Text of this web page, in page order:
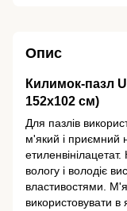
Опис
Килимок-пазл
152х102 см)
Для пазлів
м'який і приємний
вологу і володіє
властивостями.
використовувати в